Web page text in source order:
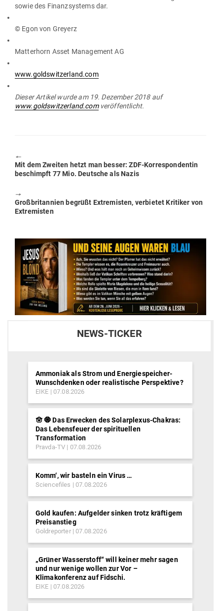
sowie des Finanz­systems dar.
© Egon von Greyerz
Mat­terhorn Asset Management AG
www.goldswitzerland.com
Dieser Artikel wurde am 19. Dezember 2018 auf
www.goldswitzerland.comveröffentlicht.
🠔
Previous
post:
Mit dem Zweiten hetzt man besser: ZDF-Kor­re­spon­dentin
beschimpft 77 Mio. Deutsche als Nazis
🠖
Next
post:
Groß­bri­tannien begrüßt Extre­misten, ver­bietet Kri­tiker von
Extremisten
NEWS-TICKER
Ammoniak als Strom und Energiespeicher-
Wunschdenken oder realistische Perspektive?
EIKE 07.08.2026
🪬 🧿 Das Erwecken des Solarplexus-Chakras:
Das Lebensfeuer der spirituellen
Transformation
Pravda-TV 07.08.2026
Komm‘, wir basteln ein Virus …
Sciencefiles 07.08.2026
Gold kaufen: Aufgelder sinken trotz kräftigem
Preisanstieg
Goldreporter 07.08.2026
„Grüner Wasserstoff“ will keiner mehr sagen
und nur wenige wollen zur Vor –
Klimakonferenz auf Fidschi.
EIKE 07.08.2026